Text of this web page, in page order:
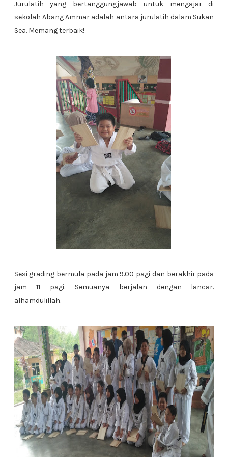
Jurulatih yang bertanggungjawab untuk mengajar di
sekolah Abang Ammar adalah antara jurulatih dalam Sukan
Sea. Memang terbaik!
Sesi grading bermula pada jam 9.00 pagi dan berakhir pada
jam 11 pagi. Semuanya berjalan dengan lancar.
alhamdulillah.